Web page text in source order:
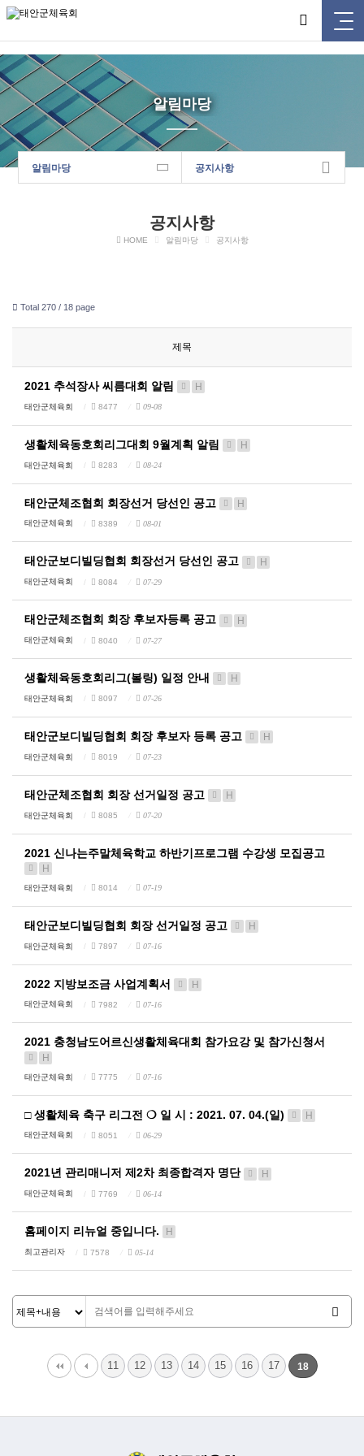
태안군체육회
알림마당
알림마당 공지사항
공지사항
HOME 알림마당 공지사항
Total 270 / 18 page
제목
2021 추석장사 씨름대회 알림 H
태안군체육회 8477 09-08
생활체육동호회리그대회 9월계획 알림 H
태안군체육회 8283 08-24
태안군체조협회 회장선거 당선인 공고 H
태안군체육회 8389 08-01
태안군보디빌딩협회 회장선거 당선인 공고 H
태안군체육회 8084 07-29
태안군체조협회 회장 후보자등록 공고 H
태안군체육회 8040 07-27
생활체육동호회리그(볼링) 일정 안내 H
태안군체육회 8097 07-26
태안군보디빌딩협회 회장 후보자 등록 공고 H
태안군체육회 8019 07-23
태안군체조협회 회장 선거일정 공고 H
태안군체육회 8085 07-20
2021 신나는주말체육학교 하반기프로그램 수강생 모집공고
H
태안군체육회 8014 07-19
태안군보디빌딩협회 회장 선거일정 공고 H
태안군체육회 7897 07-16
2022 지방보조금 사업계획서 H
태안군체육회 7982 07-16
2021 충청남도어르신생활체육대회 참가요강 및 참가신청서
H
태안군체육회 7775 07-16
□ 생활체육 축구 리그전 ❍ 일 시 : 2021. 07. 04.(일) H
태안군체육회 8051 06-29
2021년 관리매니저 제2차 최종합격자 명단 H
태안군체육회 7769 06-14
홈페이지 리뉴얼 중입니다. H
최고관리자 7578 05-14
11 12 13 14 15 16 17 18